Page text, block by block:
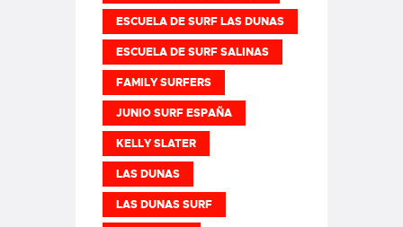
ESCUELA DE SURF LAS DUNAS
ESCUELA DE SURF SALINAS
FAMILY SURFERS
JUNIO SURF ESPAÑA
KELLY SLATER
LAS DUNAS
LAS DUNAS SURF